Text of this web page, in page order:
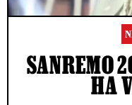
SANREMO
HA